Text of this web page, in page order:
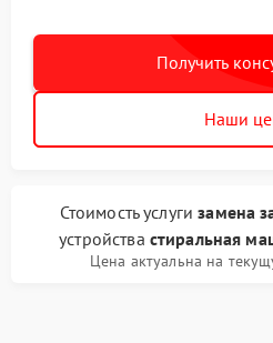
Получить
Наши
Стоимость услугизамена
устройства стиральная
Цена актуальна на